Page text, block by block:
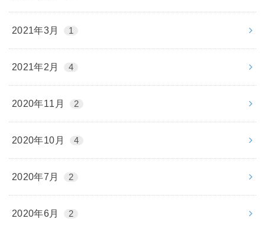
2021年3月 1
2021年2月 4
2020年11月 2
2020年10月 4
2020年7月 2
2020年6月 2